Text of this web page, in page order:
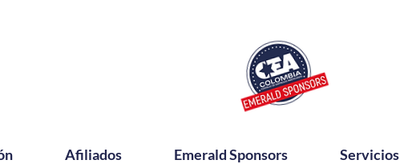
Afiliados Emerald Sponsors Servicios